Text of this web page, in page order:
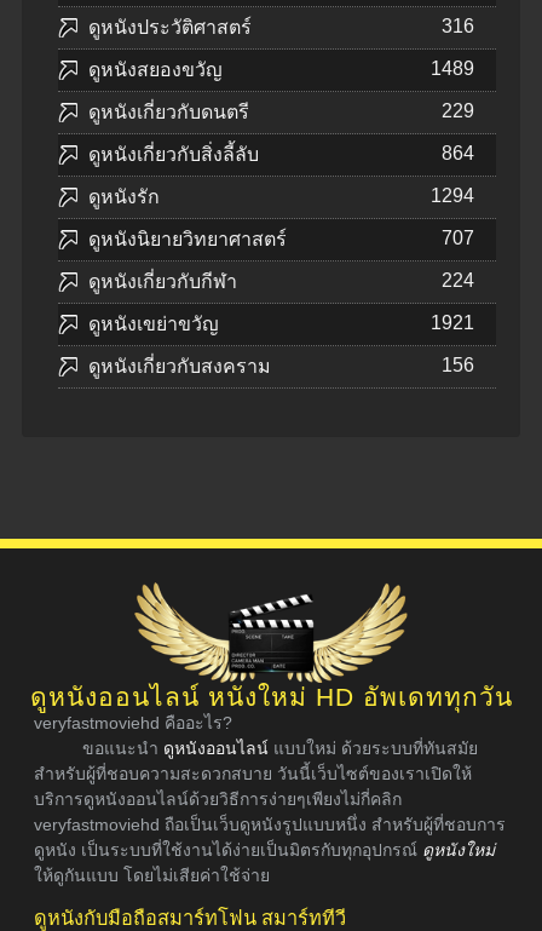
ดูหนังประวัติศาสตร์ 316
ดูหนังสยองขวัญ 1489
ดูหนังเกี่ยวกับดนตรี 229
ดูหนังเกี่ยวกับสิ่งลี้ลับ 864
ดูหนังรัก 1294
ดูหนังนิยายวิทยาศาสตร์ 707
ดูหนังเกี่ยวกับกีฬา 224
ดูหนังเขย่าขวัญ 1921
ดูหนังเกี่ยวกับสงคราม 156
ดูหนังออนไลน์ หนังใหม่ HD อัพเดททุกวัน
veryfastmoviehd คืออะไร?
ขอแนะนำ ดูหนังออนไลน์ แบบใหม่ ด้วยระบบที่ทันสมัย
สำหรับผู้ที่ชอบความสะดวกสบาย วันนี้เว็บไซต์ของเราเปิดให้
บริการดูหนังออนไลน์ด้วยวิธีการง่ายๆเพียงไม่กี่คลิก
veryfastmoviehd ถือเป็นเว็บดูหนังรูปแบบหนึ่ง สำหรับผู้ที่ชอบการ
ดูหนัง เป็นระบบที่ใช้งานได้ง่ายเป็นมิตรกับทุกอุปกรณ์ ดูหนังใหม่
ให้ดูกันแบบ โดยไม่เสียค่าใช้จ่าย
ดูหนังกับมือถือสมาร์ทโฟน สมาร์ททีวี